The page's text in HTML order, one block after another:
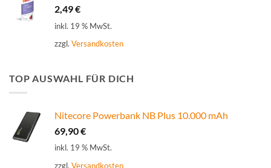
2,49€
inkl. 19 % MwSt.
zzgl. Versandkosten
TOP AUSWAHL FÜR DICH
Nitecore Powerbank NB Plus 10.000 mAh
69,90€
inkl. 19 % MwSt.
zzgl. Versandkosten